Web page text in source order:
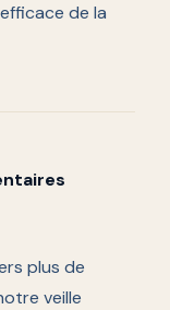
de la
plus de
veille